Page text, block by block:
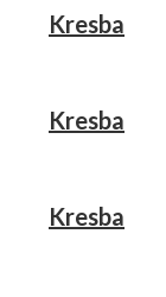
Kresba
Kresba
Kresba